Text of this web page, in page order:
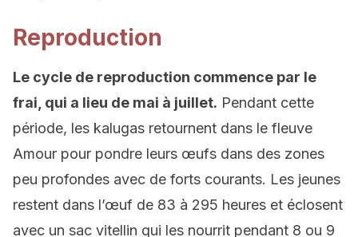
Reproduction
Le cycle de reproduction commence par le
frai, qui a lieu de mai à juillet. Pendant cette
période, les kalugas retournent dans le fleuve
Amour pour pondre leurs œufs dans des zones
peu profondes avec de forts courants. Les jeunes
restent dans l’œuf de 83 à 295 heures et éclosent
avec un sac vitellin qui les nourrit pendant 8 ou 9